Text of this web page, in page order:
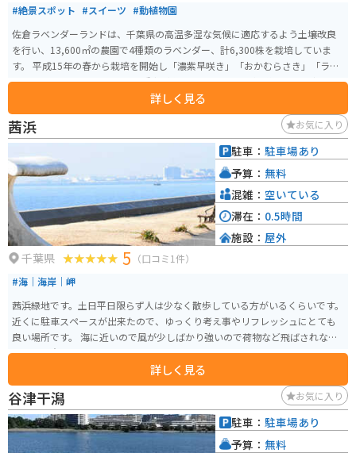
#絶景スポット #スイーツ #動植物園
佐倉ラベンダーランドは、千葉県の高温多湿な気候に適応するよう土壌改良
を行い、13,600㎡の農園で4種類のラベンダー、計6,300株を栽培していま
す。 平成15年の春から栽培を開始し「濃紫早咲き」「おかむらさき」「ラバ
ンジン」「レイラブルー」の4種類が主に咲いていますが、約7,000平方メー
トルの敷地には「濃紫早咲」「おかむらさき」「グロッソ」という3種類のラ
ベンダー約5,000株も栽培されています。 毎年6月上旬から7月上旬にかけて
ラベンダーまつりが開催され、春から夏にかけて異なる種類のラベンダーを
楽しむことができます。また、園内にはピンクのコスモス畑やバラ園もあ
り、ラベンダーソフトやサシェなどの商品を購入できる小屋も設けられてお
り、花の美しさと共にショッピングも楽しめます。
詳しく見る
茜浜 お気に入り
千葉県 5 （口コミ1件）
#海｜海岸｜岬
茜浜緑地です。土日平日限らず人は少なく散歩している方がいるくらいです。
近くに駐車スペースが出来たので、ゆっくり考え事やリフレッシュにとても
良い場所です。 海に近いので風が少しばかり強いので荷物など飛ばされない
ように注意しましょう。
詳しく見る
駐車： 駐車場あり
予算： 無料
混雑： 空いている
滞在： 0.5時間
施設： 屋外
谷津干潟 お気に入り
駐車： 駐車場あり
予算： 無料